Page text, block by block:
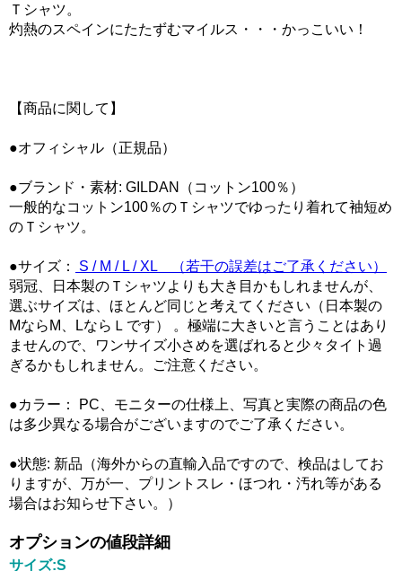
Ｔシャツ。
灼熱のスペインにたたずむマイルス・・・かっこいい！
【商品に関して】
●オフィシャル（正規品）
●ブランド・素材: GILDAN（コットン100％）
一般的なコットン100％のＴシャツでゆったり着れて袖短め
のＴシャツ。
●サイズ：
S / M / L / XL （若干の誤差はご了承ください）
弱冠、日本製のＴシャツよりも大き目かもしれませんが、
選ぶサイズは、ほとんど同じと考えてください（日本製の
MならM、LならＬです） 。極端に大きいと言うことはあり
ませんので、ワンサイズ小さめを選ばれると少々タイト過
ぎるかもしれません。ご注意ください。
●カラー： PC、モニターの仕様上、写真と実際の商品の色
は多少異なる場合がございますのでご了承ください。
●状態: 新品（海外からの直輸入品ですので、検品はしてお
りますが、万が一、プリントスレ・ほつれ・汚れ等がある
場合はお知らせ下さい。）
オプションの値段詳細
サイズ:S